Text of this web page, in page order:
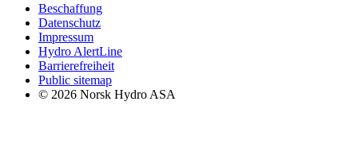
Beschaffung
Datenschutz
Impressum
Hydro AlertLine
Barrierefreiheit
Public sitemap
© 2026 Norsk Hydro ASA